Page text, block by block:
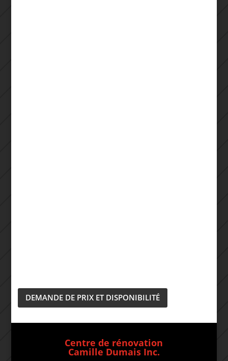
DEMANDE DE PRIX ET DISPONIBILITÉ
Centre de rénovation
Camille Dumais Inc.